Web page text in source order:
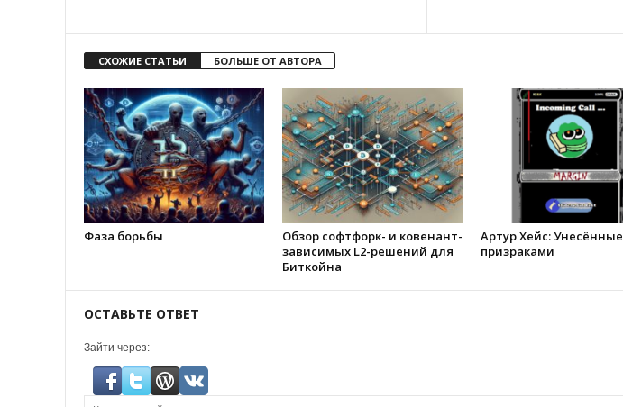
СХОЖИЕ СТАТЬИ БОЛЬШЕ ОТ АВТОРА
Фаза борьбы
Обзор софтфорк- и ковенант-
зависимых L2-решений для
Биткойна
Артур Хейс: Унесённые
призраками
ОСТАВЬТЕ ОТВЕТ
Зайти через: